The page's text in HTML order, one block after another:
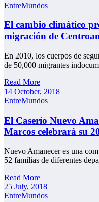
EntreMundos
El cambio climático
migración de
En 2010, los cuerpos de
de 50,000 migrantes
Read More
14 October, 2018
EntreMundos
El Caserío Nuevo
Marcos celebrará su
Nuevo Amanecer es una
52 familias de diferentes
Read More
25 July, 2018
EntreMundos